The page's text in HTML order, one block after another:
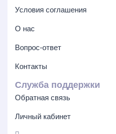
Условия соглашения
О нас
Вопрос-ответ
Контакты
Служба поддержки
Обратная связь
Личный кабинет